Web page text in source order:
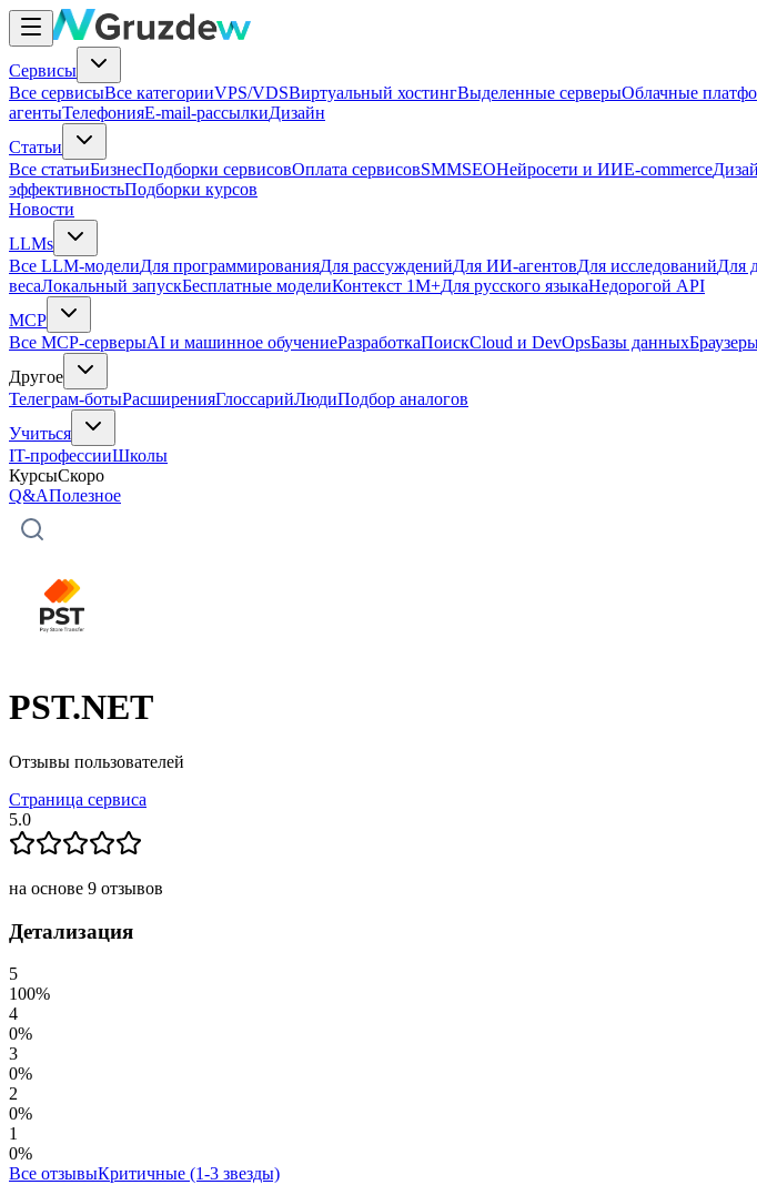
Сервисы
Все сервисыВсе категорииVPS/VDSВиртуальный хостингВыделенные серверыОблачные
агентыТелефонияE-mail-рассылкиДизайн
Статьи
Все статьиБизнесПодборки сервисовОплата сервисовSMMSEOНейросети и ИИE-commerce
эффективностьПодборки курсов
Новости
LLMs
Все LLM-моделиДля программированияДля рассужденийДля ИИ-агентовДля исследованийДля
весаЛокальный запускБесплатные моделиКонтекст 1M+Для русского языкаНедорогой API
MCP
Все MCP-серверыAI и машинное обучениеРазработкаПоискCloud и DevOpsБазы данных
Другое
Телеграм-ботыРасширенияГлоссарийЛюдиПодбор аналогов
Учиться
IT-профессииШколы
КурсыСкоро
Q&AПолезное
PST.NET
Отзывы пользователей
Страница сервиса
5.0
на основе 9 отзывов
Детализация
5
100%
4
0%
3
0%
2
0%
1
0%
Все отзывыКритичные (1-3 звезды)